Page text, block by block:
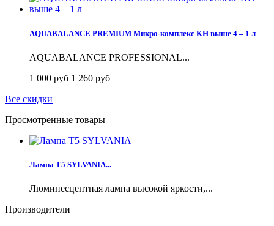
AQUABALANCE PREMIUM Микро-комплекс KH выше 4 – 1 л
AQUABALANCE PROFESSIONAL...
1 000 руб 1 260 руб
Все скидки
Просмотренные товары
Лампа T5 SYLVANIA...
Люминесцентная лампа высокой яркости,...
Производители